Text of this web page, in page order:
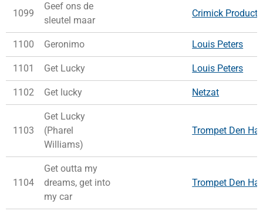
1099
Geef ons de
sleutel maar
Crimick
1100 Geronimo Louis Peters
1101 Get Lucky Louis Peters
1102 Get lucky Netzat
1103
Get Lucky
(Pharel
Williams)
Trompet Den
1104
Get outta my
dreams, get into
my car
Trompet Den